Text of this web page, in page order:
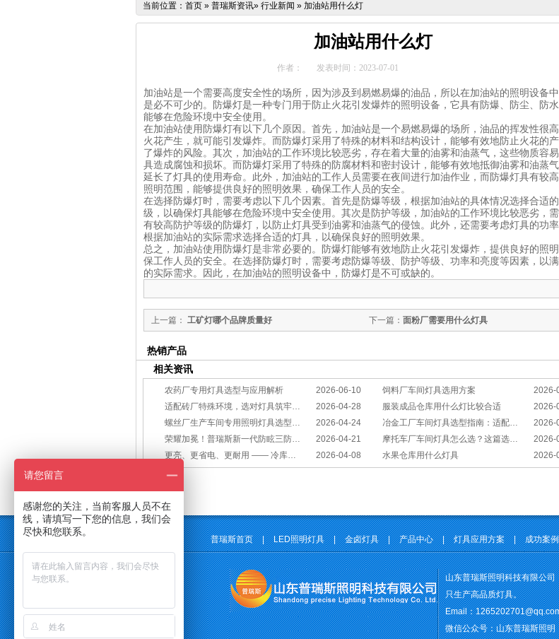
当前位置： 首页 » 普瑞斯资讯» 行业新闻 » 加油站用什么灯
加油站用什么灯
作者： 发表时间：2023-07-01
加油站是一个需要高度安全性的场所，因为涉及到易燃易爆的油品，所以在加油站的照明设备
是必不可少的。防爆灯是一种专门用于防止火花引发爆炸的照明设备，它具有防爆、防尘、防水
能够在危险环境中安全使用。
在加油站使用防爆灯有以下几个原因。首先，加油站是一个易燃易爆的场所，油品的挥发性很
火花产生，就可能引发爆炸。而防爆灯采用了特殊的材料和结构设计，能够有效地防止火花的
了爆炸的风险。其次，加油站的工作环境比较恶劣，存在着大量的油雾和油蒸气，这些物质容
具造成腐蚀和损坏。而防爆灯采用了特殊的防腐材料和密封设计，能够有效地抵御油雾和油蒸气
延长了灯具的使用寿命。此外，加油站的工作人员需要在夜间进行加油作业，而防爆灯具有较
照明范围，能够提供良好的照明效果，确保工作人员的安全。
在选择防爆灯时，需要考虑以下几个因素。首先是防爆等级，根据加油站的具体情况选择合适
级，以确保灯具能够在危险环境中安全使用。其次是防护等级，加油站的工作环境比较恶劣，
有较高防护等级的防爆灯，以防止灯具受到油雾和油蒸气的侵蚀。此外，还需要考虑灯具的功率
根据加油站的实际需求选择合适的灯具，以确保良好的照明效果。
总之，加油站使用防爆灯是非常必要的。防爆灯能够有效地防止火花引发爆炸，提供良好的照
保工作人员的安全。在选择防爆灯时，需要考虑防爆等级、防护等级、功率和亮度等因素，以
的实际需求。因此，在加油站的照明设备中，防爆灯是不可或缺的。
下一篇： 面粉厂需要用什么灯具
上一篇： 工矿灯哪个品牌质量好
热销产品
相关资讯
2026-06-10
农药厂专用灯具选型与应用解析 2026-
饲料厂车间灯具选用方案
2026-04-28
适配砖厂特殊环境，选对灯具筑牢生产安全线 2026-
服装成品仓库用什么灯比较合适
2026-04-24
螺丝厂生产车间专用照明灯具选型方案 2026-
冶金工厂车间灯具选型指南：适配恶劣工况，筑牢安全照明防线
2026-04-21
荣耀加冕！普瑞斯新一代防眩三防灯BC-L斩获2026阿拉丁神灯奖 2026-
摩托车厂车间灯具怎么选？这篇选型指南，帮你避坑又节能
2026-04-08
更亮、更省电、更耐用 —— 冷库照明优选 2026-
水果仓库用什么灯具
普瑞斯首页 | LED照明灯具 | 金卤灯具 | 产品中心 | 灯具应用方案 | 成功案例
山东普瑞斯照明科技有限公
只生产高品质灯具。
Email：
微信公众号：山东普瑞斯照明
请您留言
感谢您的关注，当前客服人员不在
线，请填写一下您的信息，我们会
尽快和您联系。